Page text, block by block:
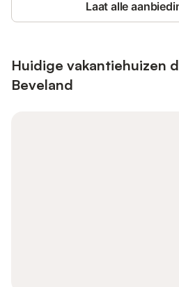
Laat alle
Huidige vakantiehuizen
Beveland